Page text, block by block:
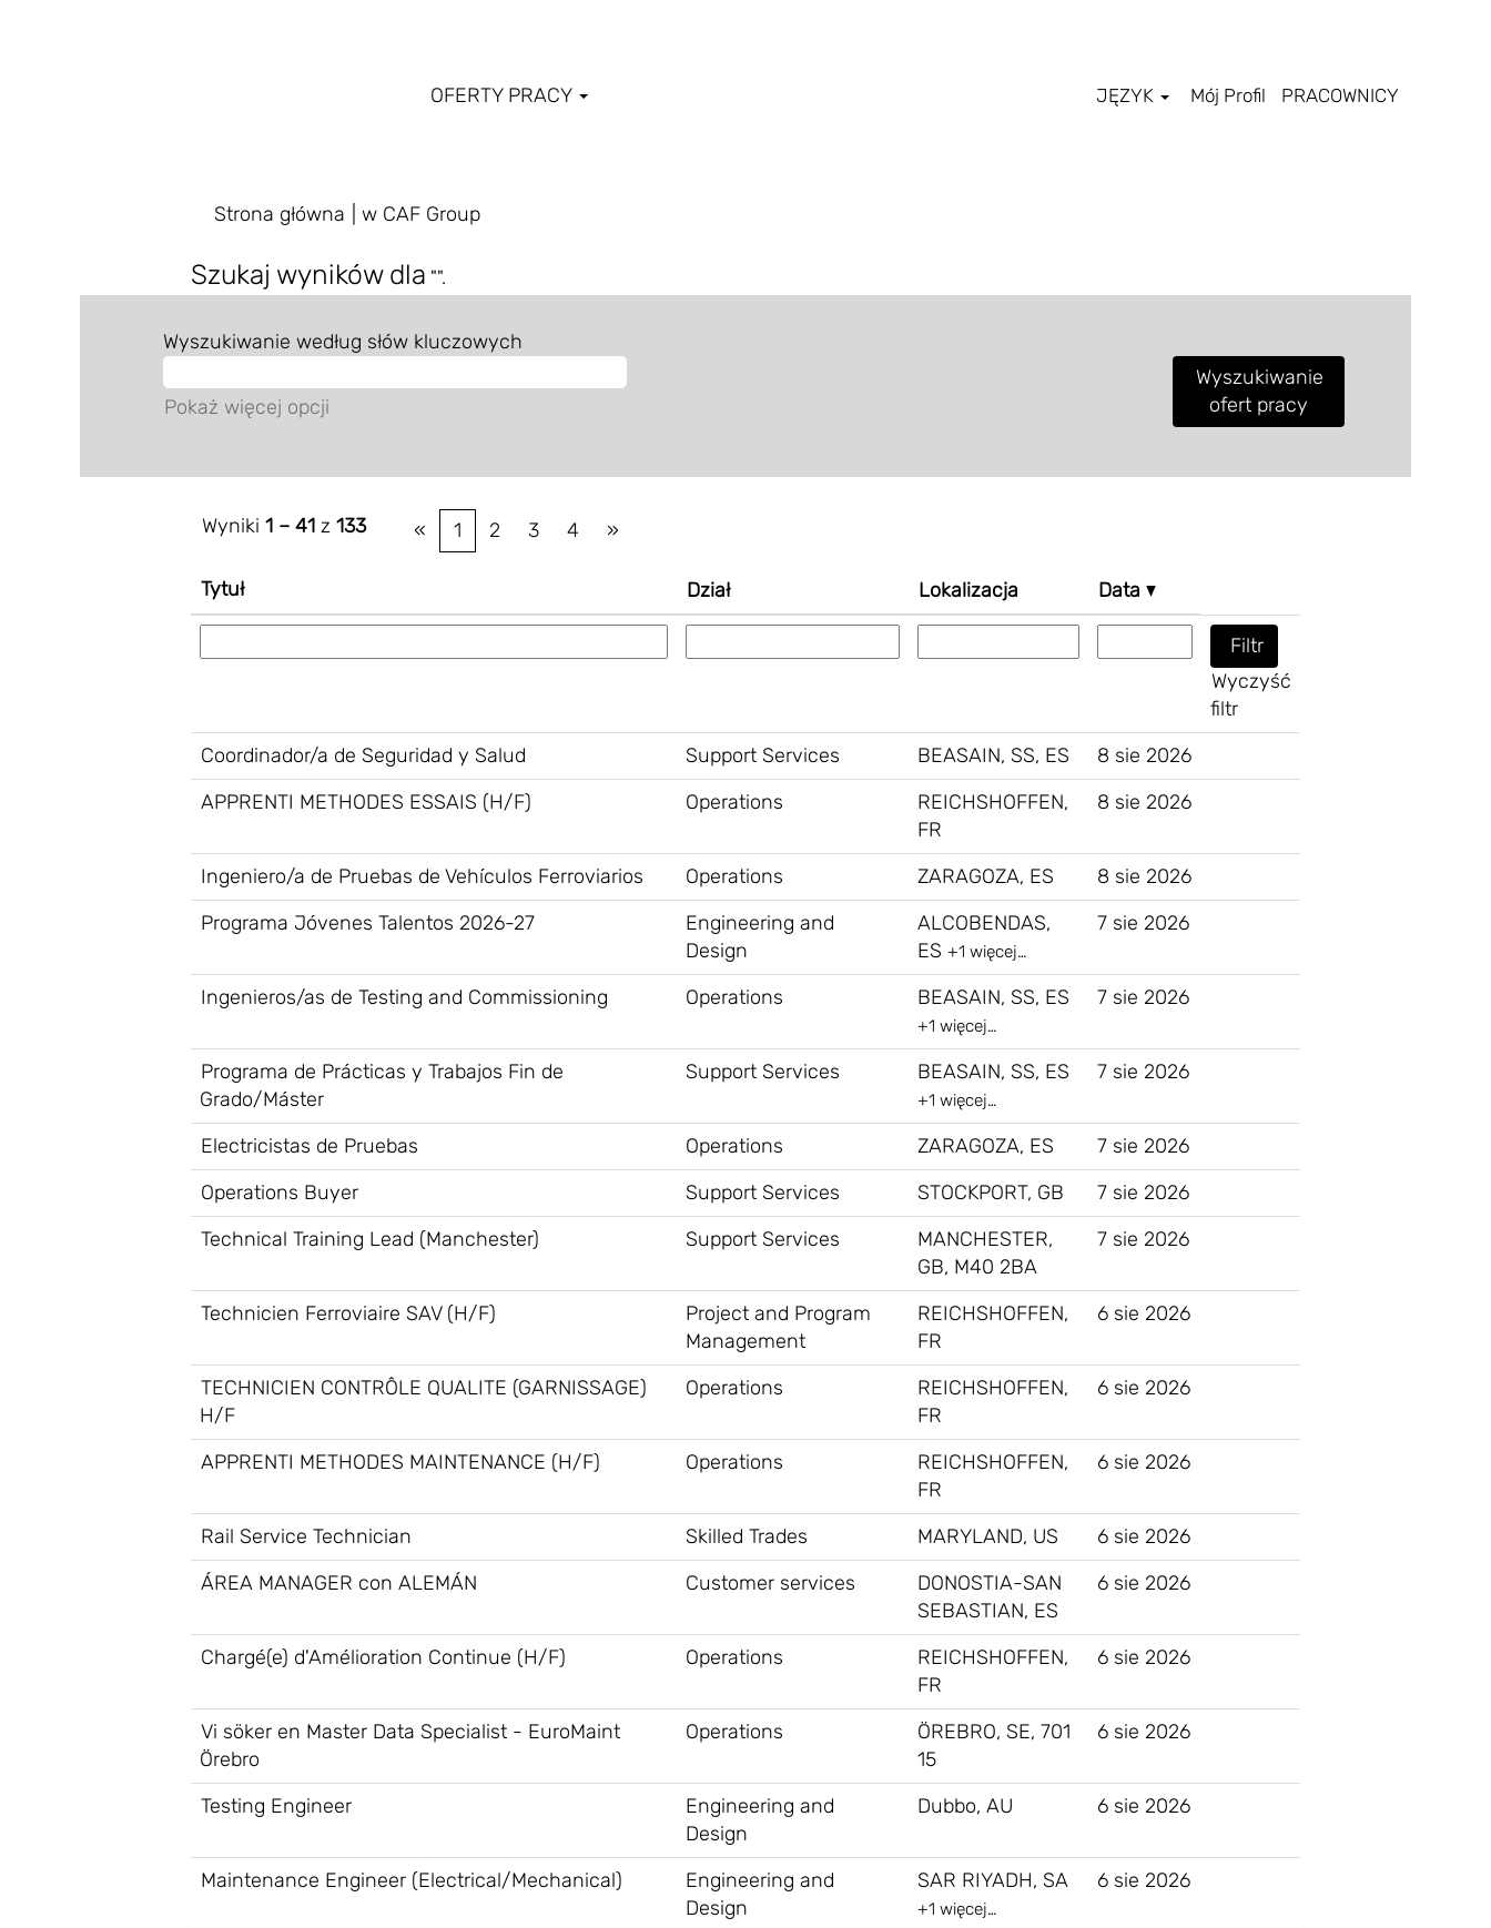
OFERTY PRACY JĘZYK Mój Profil PRACOWNICY
Strona główna w CAF Group(bieżąca
Szukaj wyników dla "".
Wyszukiwanie według słów kluczowych
Pokaż więcej opcji
Wyniki 1 – 41 z 133 « 1 2 3 4 »
Tytuł Dział Lokalizacja Data
Wyczyść
filtr
Coordinador/a de Seguridad y Salud
Support Services BEASAIN, SS, ES
8 sie 2026
APPRENTI METHODES ESSAIS (H/F)
Operations
REICHSHOFFEN,
FR
8 sie 2026
Ingeniero/a de Pruebas de Vehículos Ferroviarios Operations ZARAGOZA, ES
8 sie 2026
Programa Jóvenes Talentos 2026-27
Engineering and
Design
ALCOBENDAS,
ES +1 więcej…
7 sie 2026
Ingenieros/as de Testing and Commissioning Operations BEASAIN, SS, ES
+1 więcej…
7 sie 2026
Programa de Prácticas y Trabajos Fin de
Grado/Máster
Support Services BEASAIN, SS, ES
+1 więcej…
7 sie 2026
Electricistas de Pruebas Operations ZARAGOZA, ES
7 sie 2026
Operations Buyer
Support Services STOCKPORT, GB
7 sie 2026
Technical Training Lead (Manchester)
Support Services
MANCHESTER,
GB, M40 2BA
7 sie 2026
Technicien Ferroviaire SAV (H/F)
Project and Program
Management
REICHSHOFFEN,
FR
6 sie 2026
TECHNICIEN CONTRÔLE QUALITE (GARNISSAGE)
H/F
Operations
REICHSHOFFEN,
FR
6 sie 2026
APPRENTI METHODES MAINTENANCE (H/F) Operations
REICHSHOFFEN,
FR
6 sie 2026
Rail Service Technician Skilled Trades MARYLAND, US
6 sie 2026
ÁREA MANAGER con ALEMÁN
Customer services
DONOSTIA-SAN
SEBASTIAN, ES
6 sie 2026
Chargé(e) d'Amélioration Continue (H/F) Operations
REICHSHOFFEN,
FR
6 sie 2026
Vi söker en Master Data Specialist - EuroMaint
Örebro
Operations
ÖREBRO, SE, 701
15
6 sie 2026
Testing Engineer
Engineering and
Design
Dubbo, AU 6 sie 2026
Maintenance Engineer (Electrical/Mechanical)
Engineering and
Design
SAR RIYADH, SA
+1 więcej…
6 sie 2026